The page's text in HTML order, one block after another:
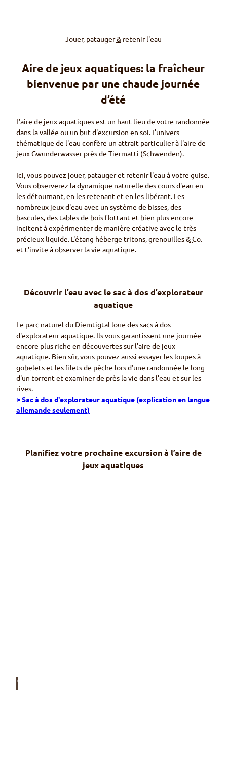
Jouer, patauger&retenir l'eau
Aire de jeux aquatiques: la fraîcheur
bienvenue par une chaude journée
d’été
L'aire de jeux aquatiques est un haut lieu de votre randonnée
dans la vallée ou un but d'excursion en soi. L’univers
thématique de l'eau confère un attrait particulier à l'aire de
jeuxGwunderwasserprès de Tiermatti (Schwenden).
Ici, vous pouvez jouer, patauger et retenir l'eau à votre guise.
Vous observerez la dynamique naturelle des cours d'eau en
les détournant, en les retenant et en les libérant. Les
nombreux jeux d'eau avec un système de bisses, des
bascules, des tables de bois flottant et bien plus encore
incitent à expérimenter de manière créative avec le très
précieux liquide. L'étang héberge tritons, grenouilles&Co.
et t'invite à observer la vie aquatique.
Découvrir l’eau avec le sac à dos d’explorateur
aquatique
Le parc naturel du Diemtigtal loue des sacs à dos
d'explorateur aquatique. Ils vous garantissent une journée
encore plus riche en découvertes sur l'aire de jeux
aquatique. Bien sûr, vous pouvez aussi essayer les loupes à
gobelets et les filets de pêche lors d'une randonnée le long
d'un torrent et examiner de près la vie dans l’eau et sur les
rives.
> Sac à dos d'explorateur aquatique (explication en langue
allemande seulement)
Planifiez votre prochaine excursion à l’aire de
jeux aquatiques
© Ma